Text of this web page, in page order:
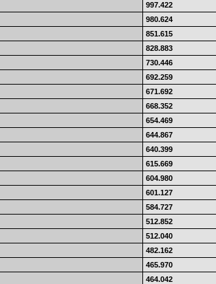
997.422
980.624
851.615
828.883
730.446
692.259
671.692
668.352
654.469
644.867
640.399
615.669
604.980
601.127
584.727
512.852
512.040
482.162
465.970
464.042